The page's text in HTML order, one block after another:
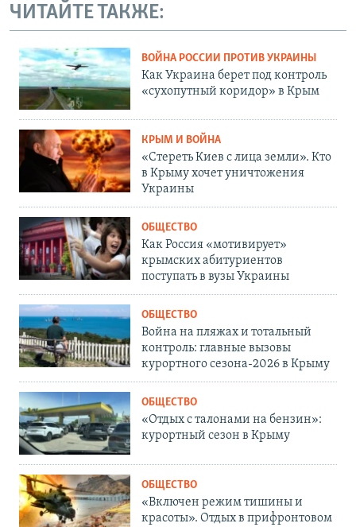
ЧИТАЙТЕ ТАКЖЕ:
ВОЙНА РОССИИ ПРОТИВ УКРАИНЫ
Как Украина берет под контроль
«сухопутный коридор» в Крым
КРЫМ И ВОЙНА
«Стереть Киев с лица земли». Кто
в Крыму хочет уничтожения
Украины
ОБЩЕСТВО
Как Россия «мотивирует»
крымских абитуриентов
поступать в вузы Украины
ОБЩЕСТВО
Война на пляжах и тотальный
контроль: главные вызовы
курортного сезона-2026 в Крыму
ОБЩЕСТВО
«Отдых с талонами на бензин»:
курортный сезон в Крыму
ОБЩЕСТВО
«Включен режим тишины и
красоты». Отдых в прифронтовом